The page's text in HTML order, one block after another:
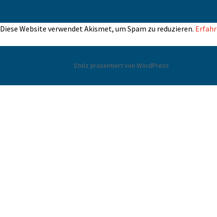
Diese Website verwendet Akismet, um Spam zu reduzieren.
Stolz präsentiert von WordPress